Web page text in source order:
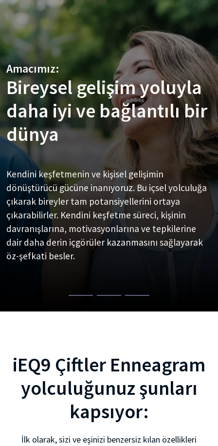
Amacımız:
Bireysel gelişim yoluyla
daha iyi ve bağlantılı bir
dünya
Kendini keşfetmenin ve kişisel gelişimin
dönüştürücü gücüne inanıyoruz. Bu içsel yolculuğa
çıkarak bireyler tam potansiyellerini ortaya
çıkarabilirler. Kendini keşfetme süreci, kişinin
davranışlarına, motivasyonlarına ve tepkilerine
dair daha derin içgörüler kazanmasını sağlayarak
öz-şefkati besler.
Vizyonumuz:
İnsanların bütün,
bağlantılı ve şefkatli
olduğu uyanmış bir
insanlık
Vizyonumuz, bütünlük, bağlantı ve şefkat
kavramları üzerine kurulu aydınlanmış bir
insanlık.
Misyonumuz:
Harikalarını ortaya
çıkarıyor ve seni
bütünlüğe
yönlendiriyoruz
Aracımız sıradan bir Enneagram kişilik testi değil;
kendini keşfetmene rehberlik eden dünya çapında
lider bir pusula. Doğruluk bizim kutup yıldızımız;
sana içgörülü ve dönüştürücü sonuçlar sunmak
nihai hedefimiz.
iEQ9 Çiftler Enneagram
yolculuğunuz şunları
kapsıyor:
İlk olarak, sizi ve eşinizi benzersiz kılan özellikleri